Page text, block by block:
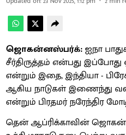
ஜொகன்னஸ்பர்க்:ஐநா
சீர்திருத்தம் என்பது
என்றும் இதை, இந்தியா -
ஆகிய நாடுகள் இணைந்து
என்றும் பிரதமர் நரேந்திர
தென் ஆப்ரிக்காவின்